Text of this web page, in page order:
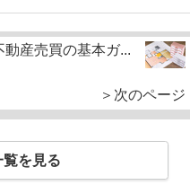
動産売買の基本ガ...
＞次のページ
を見る